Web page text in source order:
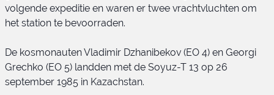
volgende expeditie en waren er twee vrachtvluchten om
het station te bevoorraden.
De kosmonauten Vladimir Dzhanibekov (EO 4) en Georgi
Grechko (EO 5) landden met de Soyuz-T 13 op 26
september 1985 in Kazachstan.